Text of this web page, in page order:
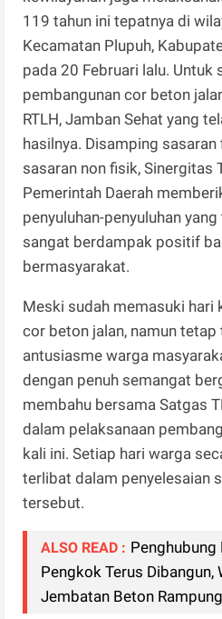
119 tahun ini tepatnya di
Kecamatan Plupuh,
pada 20 Februari lalu. Untuk
pembangunan cor beton
RTLH, Jamban Sehat yang
hasilnya. Disamping
sasaran non fisik, Sinergitas
Pemerintah Daerah
penyuluhan-penyuluhan
sangat berdampak positif
bermasyarakat.
Meski sudah memasuki hari
cor beton jalan, namun tetap
antusiasme warga
dengan penuh semangat
membahu bersama Satgas
dalam pelaksanaan
kali ini. Setiap hari warga
terlibat dalam penyelesaian
tersebut.
ALSO READ :
Pengkok Terus Dibangun,
Jembatan Beton Rampung